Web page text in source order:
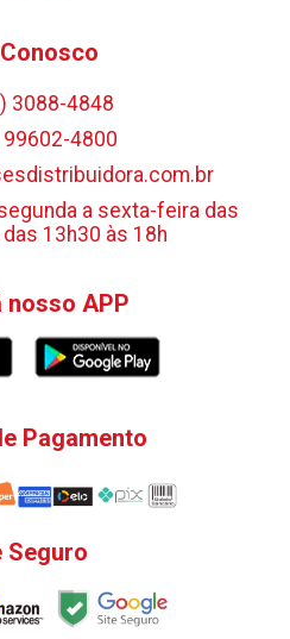
3088-4848
99602-4800
a sexta-feira das
13h30 às 18h
nosso APP
Pagamento
Seguro